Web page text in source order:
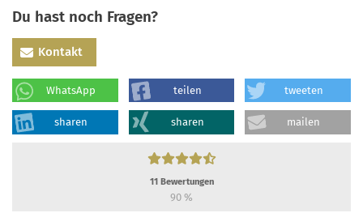
Du hast noch Fragen?
Kontakt
WhatsApp teilen tweeten
sharen sharen mailen
11Bewertungen
90 %